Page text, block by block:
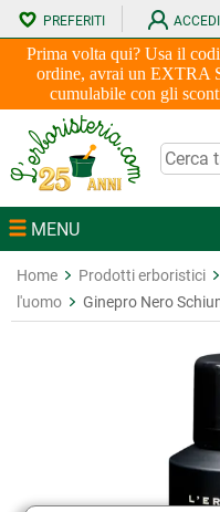
Prima volta qui? Usa il
ordine, avrai un EXTRA
cumulabile con gli
PREFERITI ACCEDI
MENU
Home Prodotti erboristici
l'uomo
Ginepro Nero